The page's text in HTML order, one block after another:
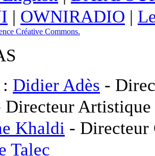
| OWNIRADIO |
Créative Commons.
Didier Adès -
Directeur
Khaldi -
Talec